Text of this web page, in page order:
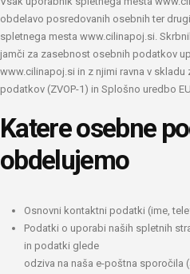
obdelavo posredovanih osebnih ter
spletnega mesta www.cilinapoj.si.
jamči za zasebnost osebnih podatkov
www.cilinapoj.si in z njimi ravna v skladu
podatkov (ZVOP-1) in Splošno uredbo
Katere osebne
obdelujemo
Osnovni kontaktni podatki (ime,
Podatki o uporabi naših spletnih
in podatki glede
odziva na naša e-poštna sporočila